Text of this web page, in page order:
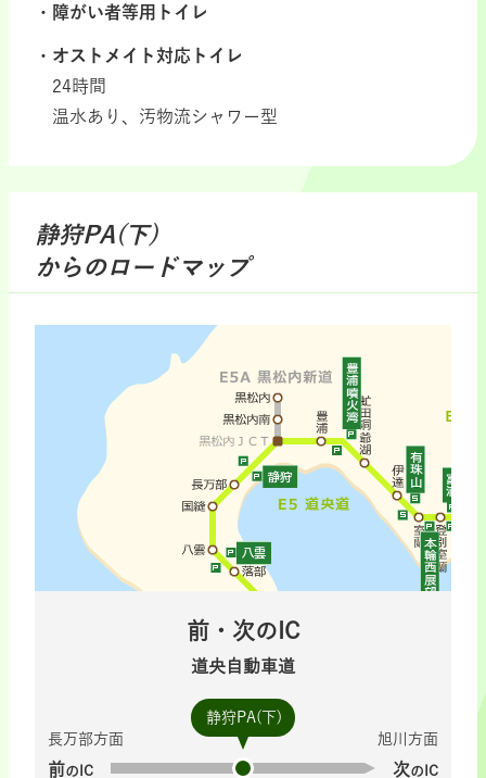
障がい者等用トイレ
オストメイト対応トイレ
24時間
温水あり、汚物流シャワー型
静狩PA(下)
からのロードマップ
前・次のIC
道央自動車道
静狩PA(下)
長万部方面
前のIC
旭川方面
次のIC